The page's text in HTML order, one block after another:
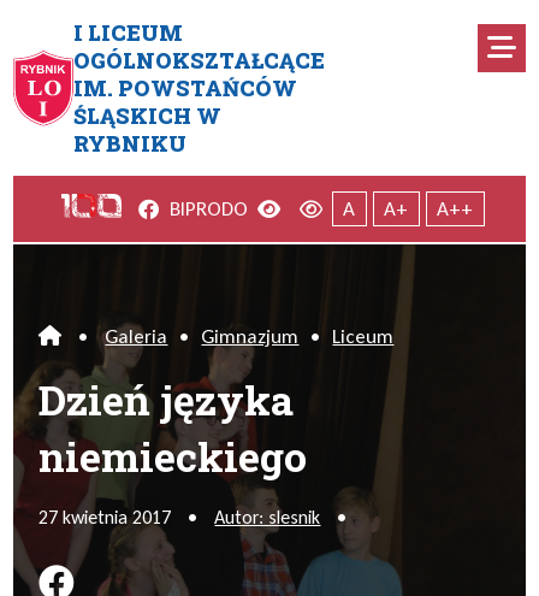
I LICEUM
OGÓLNOKSZTAŁCĄCE
IM. POWSTAŃCÓW
ŚLĄSKICH W
RYBNIKU
Dzień języka niemieckiego
Facebook
BIPRODO Wersja kontrastowa
Wersja domyślna
A A+ A++
Home
• Galeria • Gimnazjum • Liceum
Dzień języka
niemieckiego
27 kwietnia 2017 • Autor: slesnik •
Podziel się na FB